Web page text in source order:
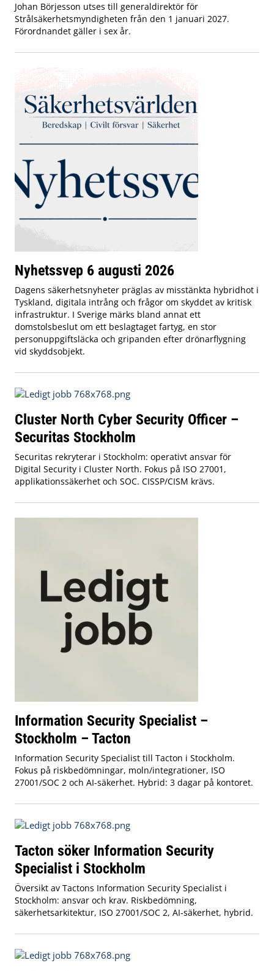
Johan Börjesson utses till generaldirektör för
Strålsäkerhetsmyndigheten från den 1 januari 2027.
Förordnandet gäller i sex år.
Nyhetssvep 6 augusti 2026
Dagens säkerhetsnyheter präglas av misstänkta hybridhot i
Tyskland, digitala intrång och frågor om skyddet av kritisk
infrastruktur. I Sverige märks bland annat ett
domstolsbeslut om ett beslagtaget fartyg, en stor
personuppgiftsläcka och gripanden efter drönarflygning
vid skyddsobjekt.
Cluster North Cyber Security Officer –
Securitas Stockholm
Securitas rekryterar i Stockholm: operativt ansvar för
Digital Security i Cluster North. Fokus på ISO 27001,
applikationssäkerhet och SOC. CISSP/CISM krävs.
Information Security Specialist –
Stockholm – Tacton
Information Security Specialist till Tacton i Stockholm.
Fokus på riskbedömningar, moln/integrationer, ISO
27001/SOC 2 och AI-säkerhet. Hybrid: 3 dagar på kontoret.
Tacton söker Information Security
Specialist i Stockholm
Översikt av Tactons Information Security Specialist i
Stockholm: ansvar och krav. Riskbedömning,
säkerhetsarkitektur, ISO 27001/SOC 2, AI‑säkerhet, hybrid.